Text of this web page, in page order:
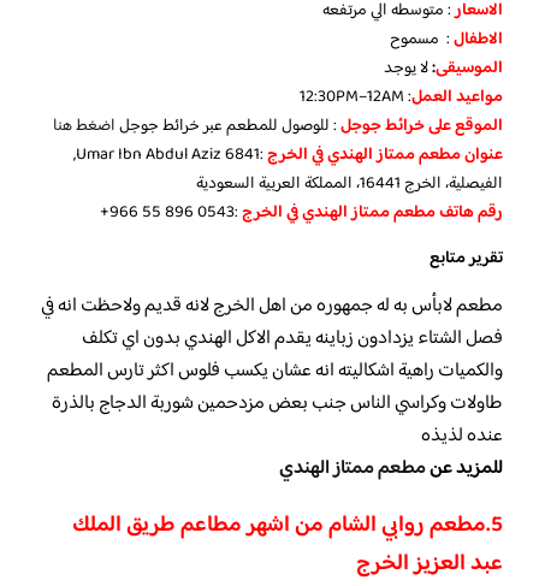
الاسعار: متوسطه الي مرتفعه
الاطفال: مسموح
الموسيقى:لا يوجد
مواعيد العمل: 12:30PM–12AM
الموقع على خرائط جوجل: للوصول للمطعم عبر خرائط جوجلاضغط هنا
عنوان مطعم ممتاز الهندي في الخرج
:6841 Umar Ibn Abdul Aziz,
الفيصلية، الخرج 16441، المملكة العربية السعودية
رقم هاتف مطعم ممتاز الهندي في الخرج‏:‪+966 55 896 0543‬‏
تقرير متابع
مطعم لابأس به له جمهوره من اهل الخرج لانه قديم ولاحظت انه في
فصل الشتاء يزدادون زباينه يقدم الاكل الهندي بدون اي تكلف
والكميات راهية اشكاليته انه عشان يكسب فلوس اكثر تارس المطعم
طاولات وكراسي الناس جنب بعض مزدحمين شوربة الدجاج بالذرة
عنده لذيذه
للمزيد عنمطعم ممتاز الهندي
5.مطعم روابي الشام من اشهر مطاعم طريق الملك
عبد العزيز الخرج